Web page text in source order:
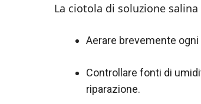
La ciotola di soluzione
Aerare brevemente
Controllare fonti di
riparazione.